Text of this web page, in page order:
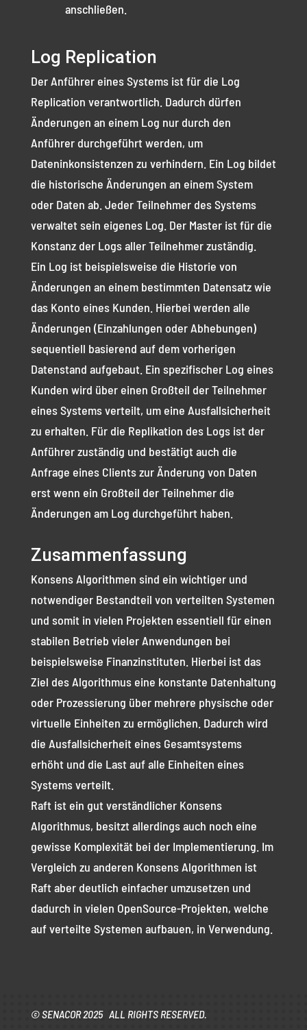
anschließen.
Log Replication
Der Anführer eines Systems ist für die Log
Replication verantwortlich. Dadurch dürfen
Änderungen an einem Log nur durch den
Anführer durchgeführt werden, um
Dateninkonsistenzen zu verhindern. Ein Log bildet
die historische Änderungen an einem System
oder Daten ab. Jeder Teilnehmer des Systems
verwaltet sein eigenes Log. Der Master ist für die
Konstanz der Logs aller Teilnehmer zuständig.
Ein Log ist beispielsweise die Historie von
Änderungen an einem bestimmten Datensatz wie
das Konto eines Kunden. Hierbei werden alle
Änderungen (Einzahlungen oder Abhebungen)
sequentiell basierend auf dem vorherigen
Datenstand aufgebaut. Ein spezifischer Log eines
Kunden wird über einen Großteil der Teilnehmer
eines Systems verteilt, um eine Ausfallsicherheit
zu erhalten. Für die Replikation des Logs ist der
Anführer zuständig und bestätigt auch die
Anfrage eines Clients zur Änderung von Daten
erst wenn ein Großteil der Teilnehmer die
Änderungen am Log durchgeführt haben.
Zusammenfassung
Konsens Algorithmen sind ein wichtiger und
notwendiger Bestandteil von verteilten Systemen
und somit in vielen Projekten essentiell für einen
stabilen Betrieb vieler Anwendungen bei
beispielsweise Finanzinstituten. Hierbei ist das
Ziel des Algorithmus eine konstante Datenhaltung
oder Prozessierung über mehrere physische oder
virtuelle Einheiten zu ermöglichen. Dadurch wird
die Ausfallsicherheit eines Gesamtsystems
erhöht und die Last auf alle Einheiten eines
Systems verteilt.
Raft ist ein gut verständlicher Konsens
Algorithmus, besitzt allerdings auch noch eine
gewisse Komplexität bei der Implementierung. Im
Vergleich zu anderen Konsens Algorithmen ist
Raft aber deutlich einfacher umzusetzen und
dadurch in vielen OpenSource-Projekten, welche
auf verteilte Systemen aufbauen, in Verwendung.
© SENACOR 2025 ALL RIGHTS RESERVED.